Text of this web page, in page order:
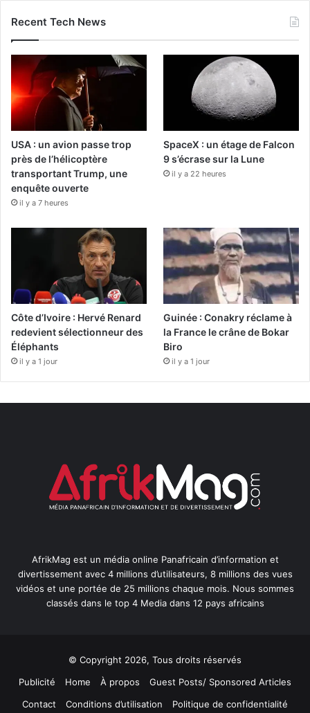
Recent Tech News
USA : un avion passe trop
près de l’hélicoptère
transportant Trump, une
enquête ouverte
il y a 7 heures
SpaceX : un étage de Falcon
9 s’écrase sur la Lune
il y a 22 heures
Côte d’Ivoire : Hervé Renard
redevient sélectionneur des
Éléphants
il y a 1 jour
Guinée : Conakry réclame à
la France le crâne de Bokar
Biro
il y a 1 jour
AfrikMag est un média online Panafricain d’information et
divertissement avec 4 millions d’utilisateurs, 8 millions des vues
vidéos et une portée de 25 millions chaque mois. Nous sommes
classés dans le top 4 Media dans 12 pays africains
© Copyright 2026, Tous droits réservés
Publicité
Home À propos
Guest Posts/ Sponsored Articles
Contact
Conditions d’utilisation Politique de confidentialité